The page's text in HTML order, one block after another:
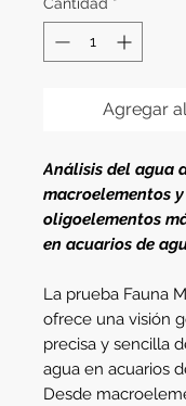
Cantidad *
Agregar
Análisis del agua
macroelementos y
oligoelementos
en acuarios de
La prueba Fauna
ofrece una visión
precisa y sencilla
agua en acuarios
Desde